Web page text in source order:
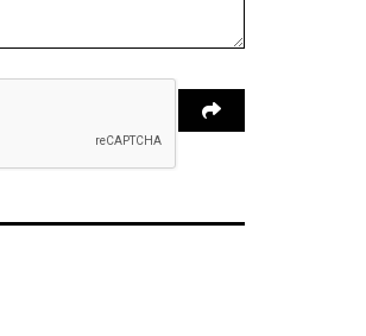
инфраструктура
задържани